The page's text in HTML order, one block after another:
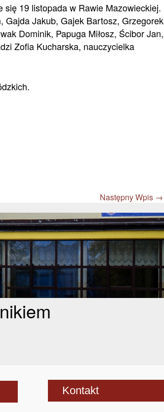
się 19 listopada w Rawie Mazowieckiej.
Gajda Jakub, Gajek Bartosz, Grzegorek
Dominik, Papuga Miłosz, Ścibor Jan,
Zofia Kucharska, nauczycielka
Następny Wpis →
Kontakt